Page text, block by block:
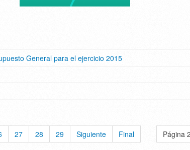
General para el ejercicio 2015
Página
27 28 29 Siguiente Final